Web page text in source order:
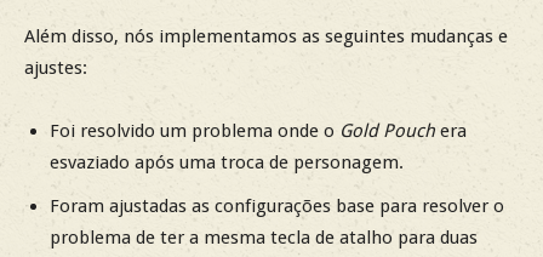
Além disso, nós implementamos as seguintes mudanças e
ajustes:
Foi resolvido um problema onde o Gold Pouch era
esvaziado após uma troca de personagem.
Foram ajustadas as configurações base para resolver o
problema de ter a mesma tecla de atalho para duas